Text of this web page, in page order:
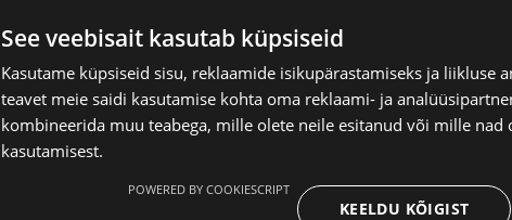
See veebisait kasutab küpsiseid
Kasutame küpsiseid sisu, reklaamide isikupärastamiseks ja liikluse
teavet meie saidi kasutamise kohta oma reklaami- ja
kombineerida muu teabega, mille olete neile esitanud või mille nad
kasutamisest.
KEELDU KÕIGIST
POWERED BY COOKIESCRIPT